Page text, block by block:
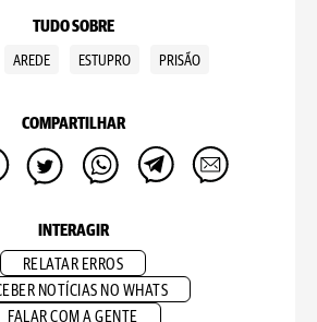
TUDO SOBRE
AREDE ESTUPRO PRISÃO
COMPARTILHAR
INTERAGIR
RELATAR ERROS
NOTÍCIAS NO WHATS
FALAR COM A GENTE